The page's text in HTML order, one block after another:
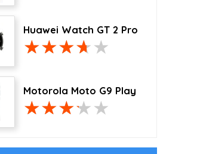
Huawei Watch GT 2 Pro
Motorola Moto G9 Play